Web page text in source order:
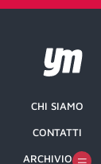
CHI SIAMO
CONTATTI
ARCHIVIO